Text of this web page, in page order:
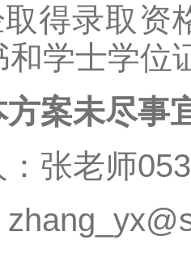
得录取资
和学士学位
案未尽事
张老师